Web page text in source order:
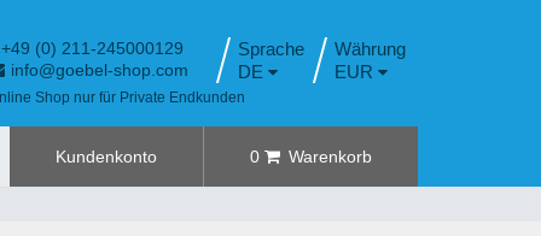
Sprache
DE
EUR
+49 (0) 211-245000129
info@goebel-shop.com
Shop nur für Private Endkunden
Kundenkonto 0 Warenkorb